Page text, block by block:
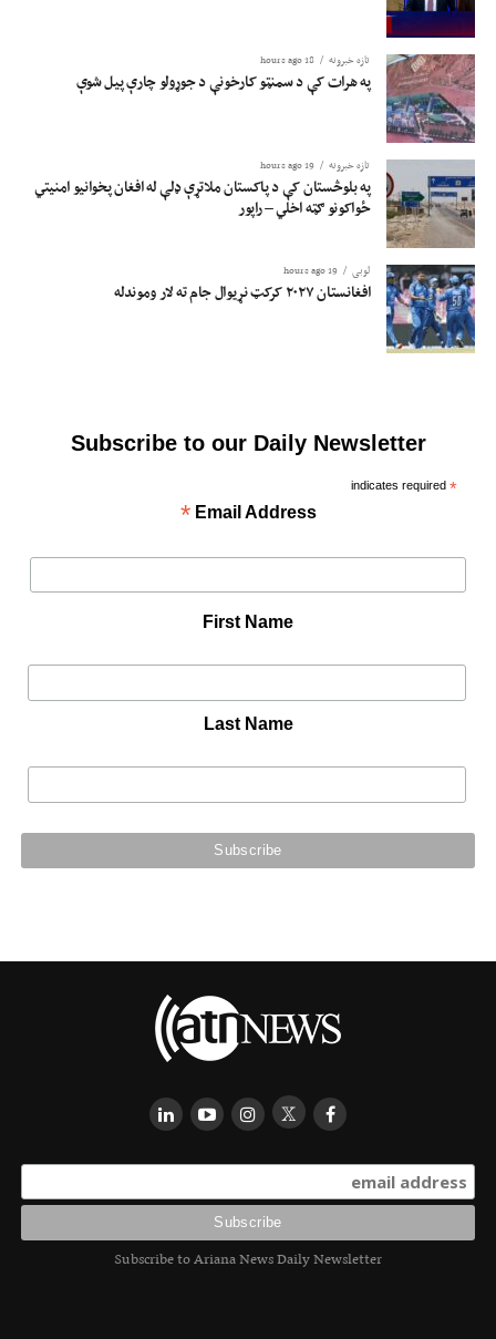
تازه خبرونه 18 hours ago
په هرات کې د سمنټو کارخونې د جوړولو چارې پیل شوې
تازه خبرونه 19 hours ago
په بلوڅستان کې د پاکستان ملاتړې ډلې له افغان پخوانیو امنیتي
ځواکونو ګټه اخلي – راپور
لوبی 19 hours ago
افغانستان ۲۰۲۷ کرکټ نړیوال جام ته لار وموندله
Subscribe to our Daily Newsletter
*
Email Address
*
First Name
Last Name
Subscribe to Ariana News Daily Newsletter